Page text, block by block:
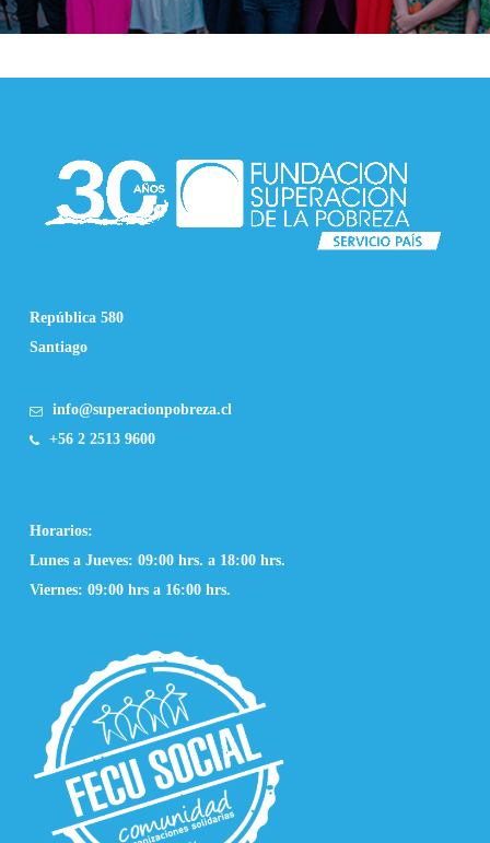
República 580
Santiago
info@superacionpobreza.cl
+56 2 2513 9600
Horarios:
Lunes a Jueves: 09:00 hrs. a 18:00 hrs.
Viernes: 09:00 hrs a 16:00 hrs.